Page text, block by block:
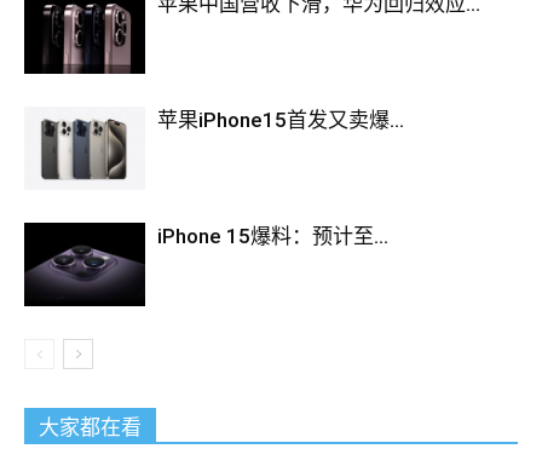
苹果iPhone15首发又卖爆...
iPhone 15爆料：预计至...
大家都在看